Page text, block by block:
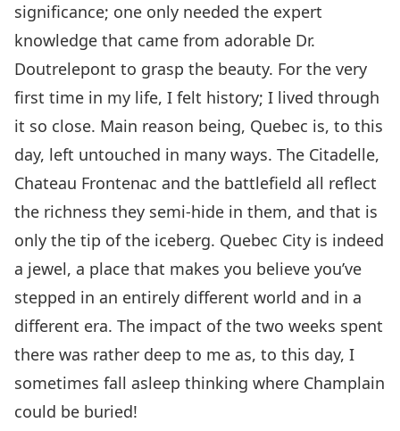
significance; one only needed the expert
knowledge that came from adorable Dr.
Doutrelepont to grasp the beauty. For the very
first time in my life, I felt history; I lived through
it so close. Main reason being, Quebec is, to this
day, left untouched in many ways. The Citadelle,
Chateau Frontenac and the battlefield all reflect
the richness they semi-hide in them, and that is
only the tip of the iceberg. Quebec City is indeed
a jewel, a place that makes you believe you’ve
stepped in an entirely different world and in a
different era. The impact of the two weeks spent
there was rather deep to me as, to this day, I
sometimes fall asleep thinking where Champlain
could be buried!